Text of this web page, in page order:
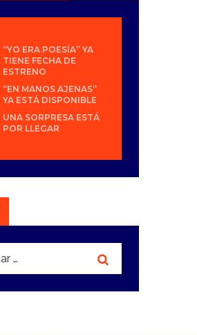
“YO ERA POESÍA” YA
TIENE FECHA DE
ESTRENO
“EN MANOS AJENAS”
YA ESTÁ DISPONIBLE
UNA SORPRESA ESTÁ
POR LLEGAR